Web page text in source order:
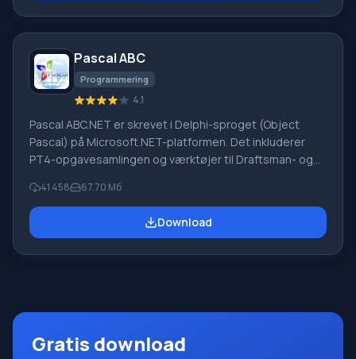
udenlandsk firma
Pascal ABC
Programmering
4.1
Pascal ABC.NET er skrevet i Delphi-sproget (Object
Pascal) på Microsoft.NET-platformen. Det inkluderer
PT4-opgavesamlingen og værktøjer til Draftsman- og
lærer programmering. Hovedformålet med Pascal
ABC.NET-programmeringssystemet er at studere og
undervise i moderne programmeringssprog. Funktioner
41 458 67.70 Мб
Download
Gratis download